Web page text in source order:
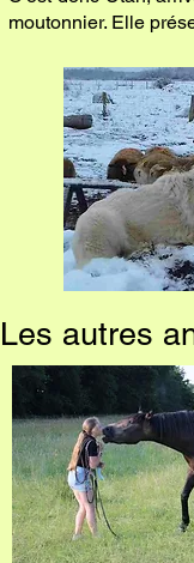
moutonnier. Elle
Les autres